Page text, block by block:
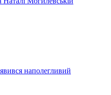
наполегливий